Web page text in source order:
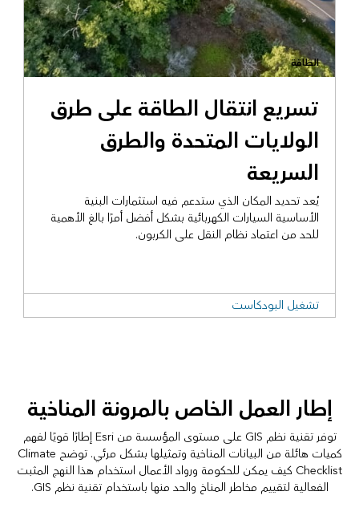
الطاقة
تسريع انتقال الطاقة على طرق
الولايات المتحدة والطرق
السريعة
يُعد تحديد المكان الذي ستدعم فيه استثمارات البنية
الأساسية السيارات الكهربائية بشكل أفضل أمرًا بالغ الأهمية
للحد من اعتماد نظام النقل على الكربون.
تشغيل البودكاست
إطار العمل الخاص بالمرونة المناخية
توفر تقنية نظم GIS على مستوى المؤسسة من Esri إطارًا قويًا لفهم
كميات هائلة من البيانات المناخية وتمثيلها بشكل مرئي. توضح Climate
Checklist كيف يمكن للحكومة ورواد الأعمال استخدام هذا النهج المثبت
الفعالية لتقييم مخاطر المناخ والحد منها باستخدام تقنية نظم GIS.